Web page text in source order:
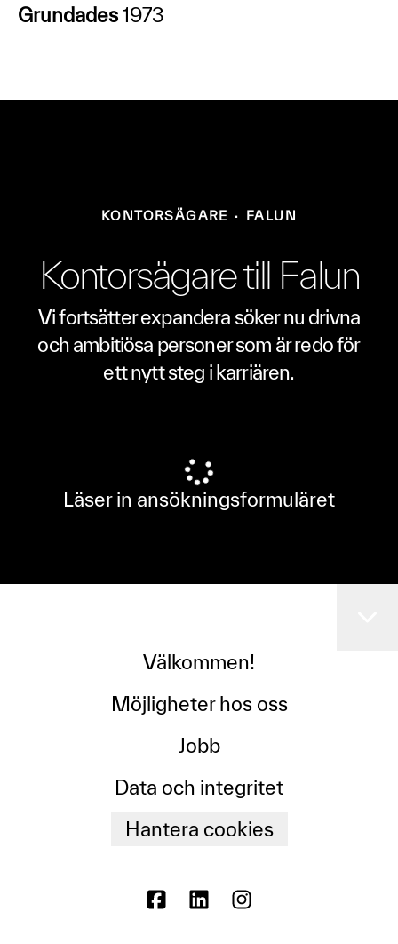
Grundades 1973
KONTORSÄGARE · FALUN
Kontorsägare till Falun
Vi fortsätter expandera söker nu drivna
och ambitiösa personer som är redo för
ett nytt steg i karriären.
Läser in ansökningsformuläret
Välkommen!
Möjligheter hos oss
Jobb
Data och integritet
Hantera cookies